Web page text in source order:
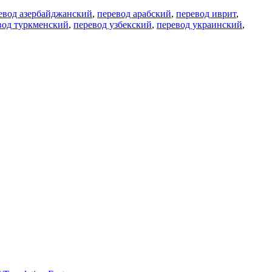
азербайджанский, перевод арабский, перевод иврит,
туркменский, перевод узбекский, перевод украинский,